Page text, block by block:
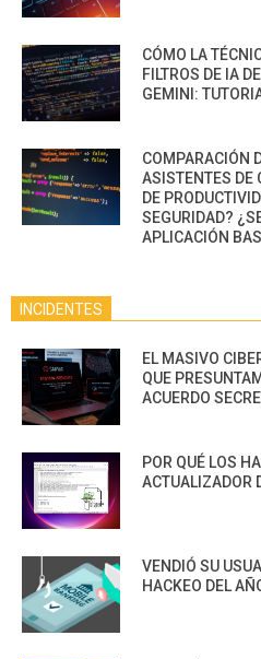
CÓMO LA
FILTROS DE IA
GEMINI:
COMPARACIÓN
ASISTENTES DE
DE
SEGURIDAD?
APLICACIÓN
INCIDENTES
EL MASIVO
QUE
ACUERDO
POR QUÉ LOS
ACTUALIZADOR
VENDIÓ SU
HACKEO DEL